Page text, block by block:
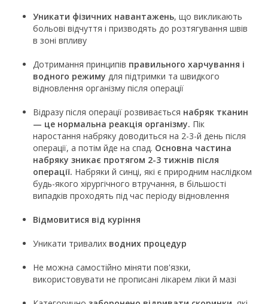
Уникати фізичних навантажень, що викликають
больові відчуття і призводять до розтягування швів
в зоні впливу
Дотримання принципів правильного харчування і
водного режиму для підтримки та швидкого
відновлення організму після операції
Відразу після операції розвивається набряк тканин
— це нормальна реакція організму. Пік
наростання набряку доводиться на 2-3-й день після
операції, а потім йде на спад. Основна частина
набряку зникає протягом 2-3 тижнів після
операції. Набряки й синці, які є природним наслідком
будь-якого хірургічного втручання, в більшості
випадків проходять під час періоду відновлення
Відмовитися від куріння
Уникати тривалих водних процедур
Не можна самостійно міняти пов'язки,
використовувати не прописані лікарем ліки й мазі